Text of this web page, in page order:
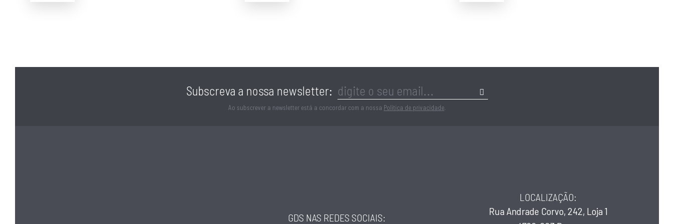
Subscreva a nossa newsletter:
Ao subscrever a newsletter está a concordar com a nossa Política de privacidade.
GDS NAS REDES SOCIAIS:
LOCALIZAÇÃO:
Rua Andrade Corvo, 242, Loja 1